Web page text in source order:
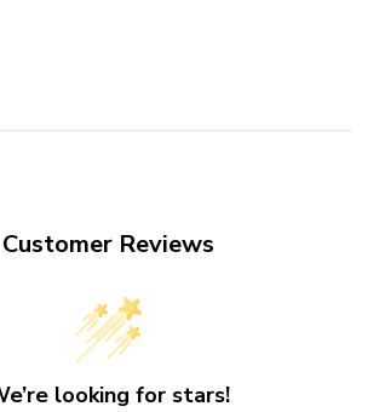
Customer Reviews
looking for stars!